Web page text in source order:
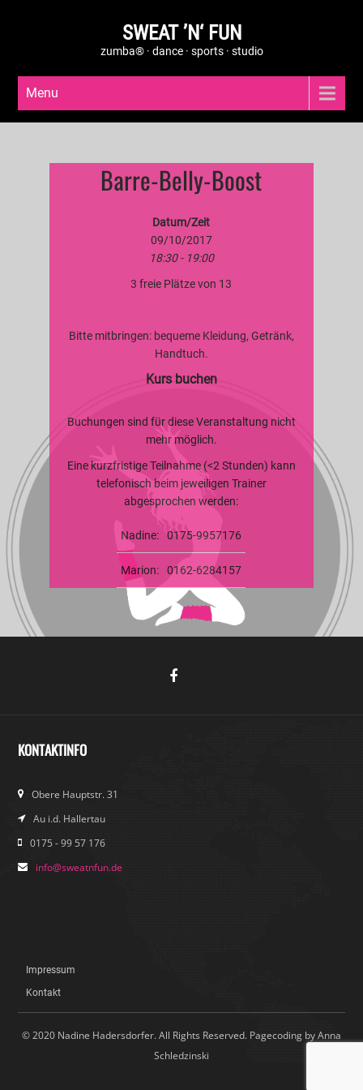
SWEAT ’N‘ FUN
zumba® · dance · sports · studio
Menu
Barre-Belly-Boost
Datum/Zeit
09/10/2017
18:30 - 19:00
3 freie Plätze von 13
Bitte mitbringen: bequeme Kleidung, Getränk,
Handtuch.
Kurs buchen
Buchungen sind für diese Veranstaltung nicht
mehr möglich.
Eine kurzfristige Teilnahme (<2 Stunden) kann
telefonisch beim jeweiligen Trainer
abgesprochen werden:
Nadine: 0175-9957176
Marion: 0162-6284157
KONTAKTINFO
Obere Hauptstr. 31
Au i.d. Hallertau
0175 - 99 57 176
info@sweatnfun.de
Impressum
Kontakt
© 2020 Nadine Hadersdorfer. All Rights Reserved. Pagecoding by Anna
Schledzinski